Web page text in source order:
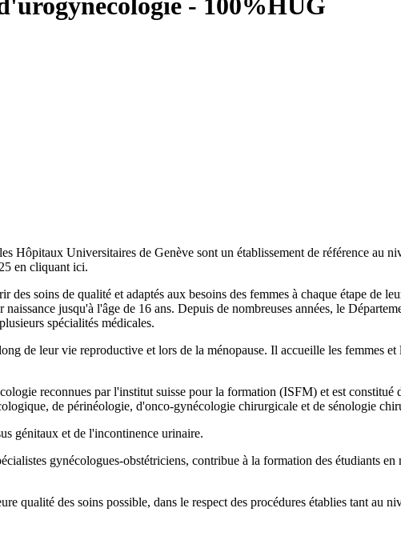
Hôpitaux Universitaires de Genève sont un établissement de référence au
en cliquant ici.
soins de qualité et adaptés aux besoins des femmes à chaque étape de
jusqu'à l'âge de 16 ans. Depuis de nombreuses années, le
spécialités médicales.
de leur vie reproductive et lors de la ménopause. Il accueille les femmes
reconnues par l'institut suisse pour la formation (ISFM) et est
de périnéologie, d'onco-gynécologie chirurgicale et de sénologie
génitaux et de l'incontinence urinaire.
gynécologues-obstétriciens, contribue à la formation des étudiants
qualité des soins possible, dans le respect des procédures établies tant au